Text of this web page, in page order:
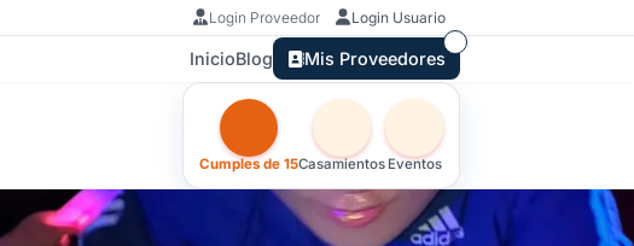
Login Proveedor Login Usuario
InicioBlog Mis Proveedores
Otras versiones de esta ficha por tipo de festejo
Cumples de 15Casamientos Eventos